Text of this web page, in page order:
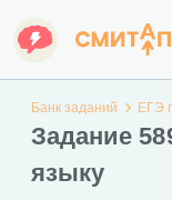
Банк заданий ЕГЭ
Задание
языку